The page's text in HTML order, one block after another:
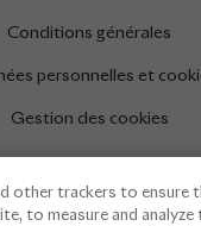
Conditions générales
personnelles et
Gestion des cookies
INFORMATIONS
other trackers to ensure
to measure and analyze